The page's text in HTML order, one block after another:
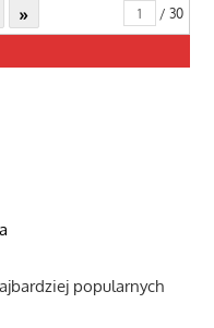
» / 30
popularnych